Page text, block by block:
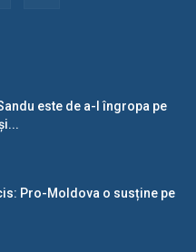
este de a-l îngropa pe
Pro-Moldova o susține pe